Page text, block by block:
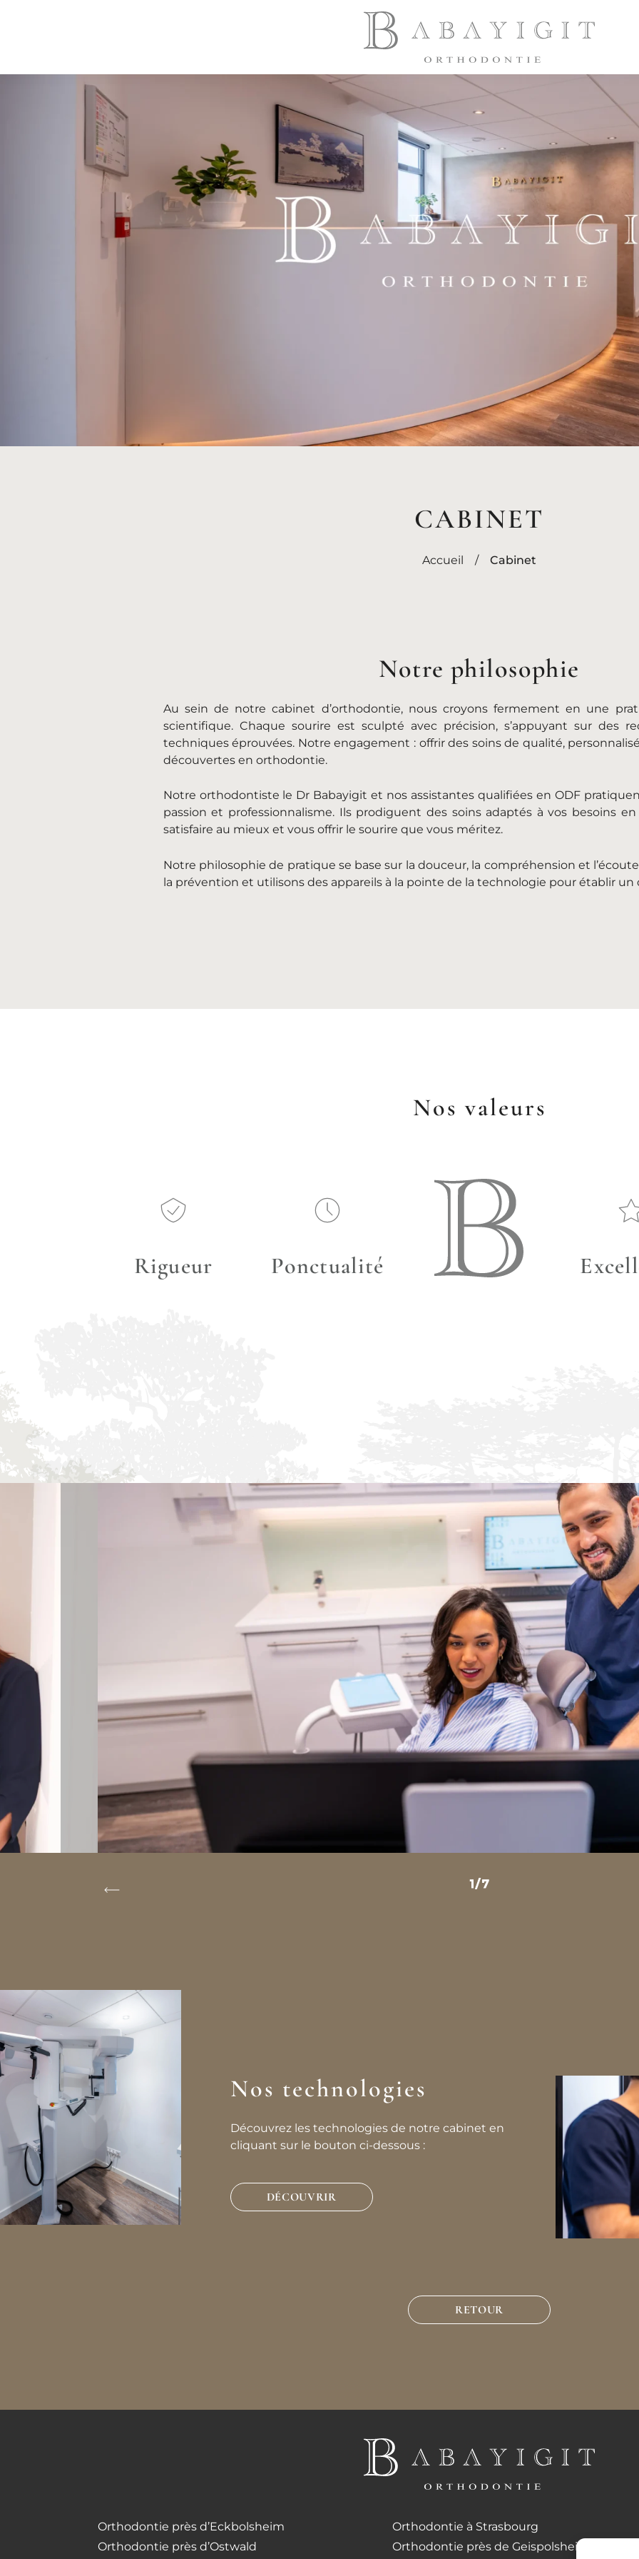
CABINET
Accueil / Cabinet
Notre philosophie
Au sein de notre cabinet d’orthodontie, nous croyons fermement en une
scientifique. Chaque sourire est sculpté avec précision, s’appuyant sur des
techniques éprouvées. Notre engagement : offrir des soins de qualité,
découvertes en orthodontie.
Notre orthodontiste le Dr Babayigit et nos assistantes qualifiées en ODF
passion et professionnalisme. Ils prodiguent des soins adaptés à vos besoins
satisfaire au mieux et vous offrir le sourire que vous méritez.
Notre philosophie de pratique se base sur la douceur, la compréhension et
la prévention et utilisons des appareils à la pointe de la technologie pour établir
Nos valeurs
Rigueur Ponctualité
1/7
Nos technologies
Découvrez les technologies de notre cabinet en
cliquant sur le bouton ci-dessous :
DÉCOUVRIR
RETOUR
Orthodontie près d’Eckbolsheim
Orthodontie près d’Ostwald
Orthodontie à Strasbourg
Orthodontie près de Geispolsheim